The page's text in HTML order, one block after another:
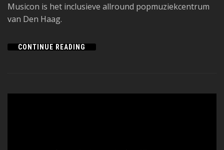
Musicon is het inclusieve allround popmuziekcentrum
van Den Haag.
CONTINUE READING